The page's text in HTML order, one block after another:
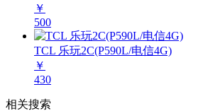
￥
500
TCL 乐玩2C(P590L/电信4G)
￥
430
相关搜索